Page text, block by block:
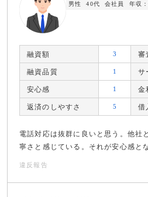
男性 40代 会社員 年収
融資額 3 審
融資品質 1 サ
安心感 1 金
返済のしやすさ 5 借
電話対応は抜群に良いと思う。他社
寧さと感じている。それが安心感と
違反報告